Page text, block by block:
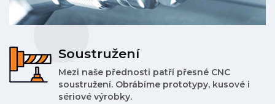
Soustružení
Mezi naše přednosti patří přesné CNC
soustružení. Obrábíme prototypy, kusové i
sériové výrobky.